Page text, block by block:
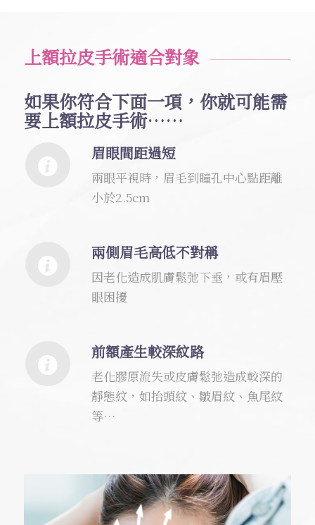
上額拉皮手術適合對象
如果你符合下面一項，你就可能需
要上額拉皮手術……
眉眼間距過短
兩眼平視時，眉毛到瞳孔中心點距離
小於2.5cm
兩側眉毛高低不對稱
因老化造成肌膚鬆弛下垂，或有眉壓
眼困擾
前額產生較深紋路
老化膠原流失或皮膚鬆弛造成較深的
靜態紋，如抬頭紋、皺眉紋、魚尾紋
等…